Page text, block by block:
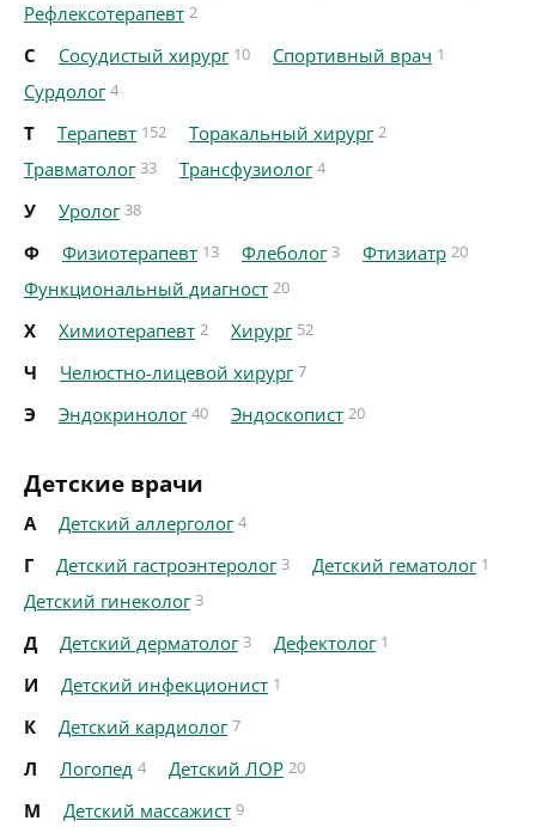
Рефлексотерапевт 2
С Сосудистый хирург 10 Спортивный врач 1
Сурдолог 4
Т Терапевт 152 Торакальный хирург 2
Травматолог 33 Трансфузиолог 4
У Уролог 38
Ф Физиотерапевт 13 Флеболог 3 Фтизиатр 20
Функциональный диагност 20
Х Химиотерапевт 2 Хирург 52
Ч Челюстно-лицевой хирург 7
Э Эндокринолог 40 Эндоскопист 20
Детские врачи
А Детский аллерголог 4
Г Детский гастроэнтеролог 3 Детский гематолог 1
Детский гинеколог 3
Д Детский дерматолог 3 Дефектолог 1
И Детский инфекционист 1
К Детский кардиолог 7
Л Логопед 4 Детский ЛОР 20
М Детский массажист 9